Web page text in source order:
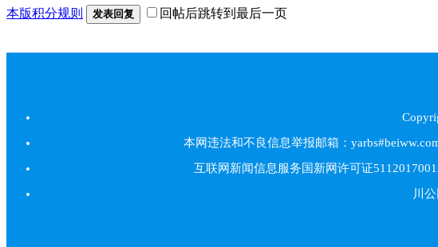
本版积分规则 发表回复 回帖后跳转到最后一页
本网违法和不良信息举报邮箱：
互联网新闻信息服务国新网许可证
川